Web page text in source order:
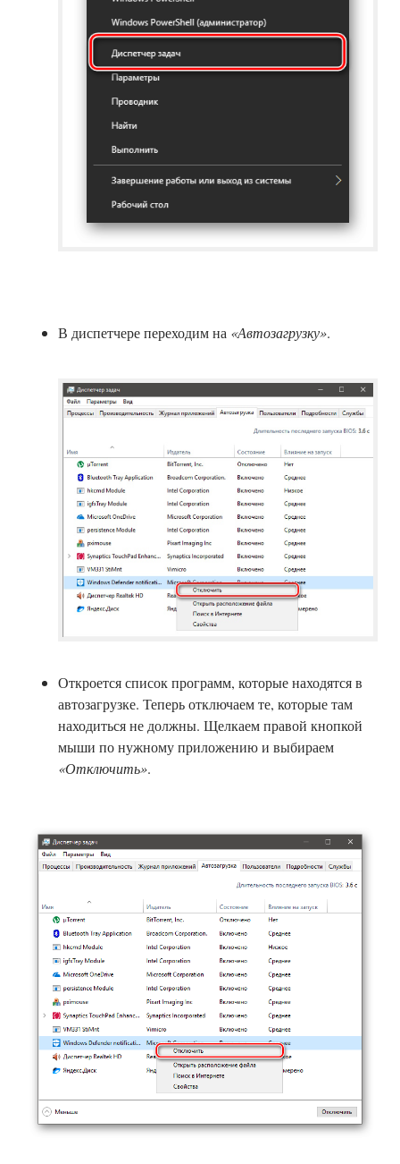
В диспетчере переходим на «Автозагрузку».
Откроется список программ, которые находятся в
автозагрузке. Теперь отключаем те, которые там
находиться не должны. Щелкаем правой кнопкой
мыши по нужному приложению и выбираем
«Отключить».